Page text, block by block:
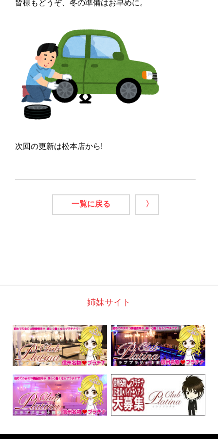
皆様もどうぞ、冬の準備はお早めに。
次回の更新は松本店から!
一覧に戻る 〉
姉妹サイト